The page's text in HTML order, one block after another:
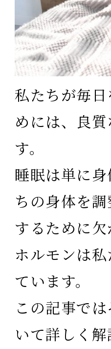
私たちが毎
めには、良
す。
睡眠は単に
ちの身体を
するために
ホルモンは
ています。
この記事で
いて詳しく